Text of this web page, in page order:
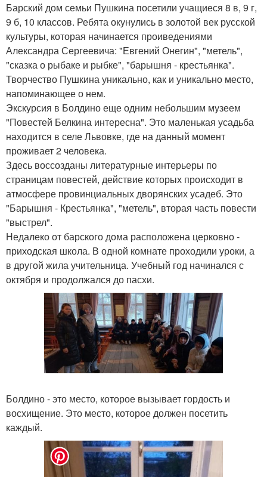
Барский дом семьи Пушкина посетили учащиеся 8 в, 9 г,
9 б, 10 классов. Ребята окунулись в золотой век русской
культуры, которая начинается проиведениями
Александра Сергеевича: "Евгений Онегин", "метель",
"сказка о рыбаке и рыбке", "барышня - крестьянка".
Творчество Пушкина уникально, как и уникально место,
напоминающее о нем.
Экскурсия в Болдино еще одним небольшим музеем
"Повестей Белкина интересна". Это маленькая усадьба
находится в селе Львовке, где на данный момент
проживает 2 человека.
Здесь воссозданы литературные интерьеры по
страницам повестей, действие которых происходит в
атмосфере провинциальных дворянских усадеб. Это
"Барышня - Крестьянка", "метель", вторая часть повести
"выстрел".
Недалеко от барского дома расположена церковно -
приходская школа. В одной комнате проходили уроки, а
в другой жила учительница. Учебный год начинался с
октября и продолжался до пасхи.
Болдино - это место, которое вызывает гордость и
восхищение. Это место, которое должен посетить
каждый.